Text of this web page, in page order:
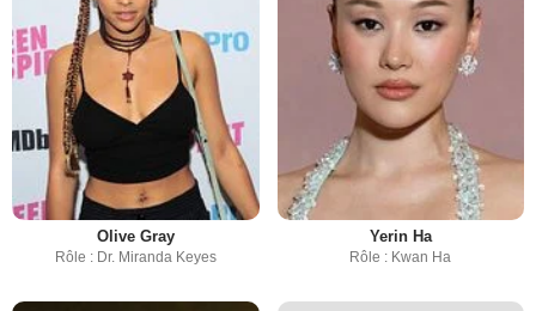
Olive Gray
Rôle : Dr. Miranda Keyes
Yerin Ha
Rôle : Kwan Ha